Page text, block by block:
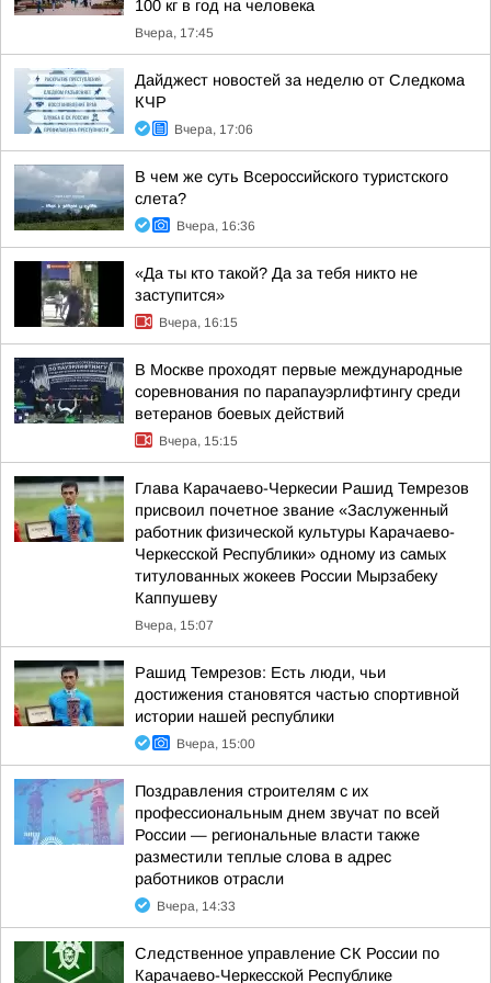
100 кг в год на человека
Вчера, 17:45
Дайджест новостей за неделю от Следкома
КЧР
Вчера, 17:06
В чем же суть Всероссийского туристского
слета?
Вчера, 16:36
«Да ты кто такой? Да за тебя никто не
заступится»
Вчера, 16:15
В Москве проходят первые международные
соревнования по парапауэрлифтингу среди
ветеранов боевых действий
Вчера, 15:15
Глава Карачаево-Черкесии Рашид Темрезов
присвоил почетное звание «Заслуженный
работник физической культуры Карачаево-
Черкесской Республики» одному из самых
титулованных жокеев России Мырзабеку
Каппушеву
Вчера, 15:07
Рашид Темрезов: Есть люди, чьи
достижения становятся частью спортивной
истории нашей республики
Вчера, 15:00
Поздравления строителям с их
профессиональным днем звучат по всей
России — региональные власти также
разместили теплые слова в адрес
работников отрасли
Вчера, 14:33
Следственное управление СК России по
Карачаево-Черкесской Республике